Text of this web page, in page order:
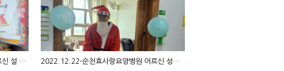
2023.01.20-순천효사랑요양병원 어르신 설 명절 … 2022.12.22-순천효사랑요양병원 어르신 성탄절 행…